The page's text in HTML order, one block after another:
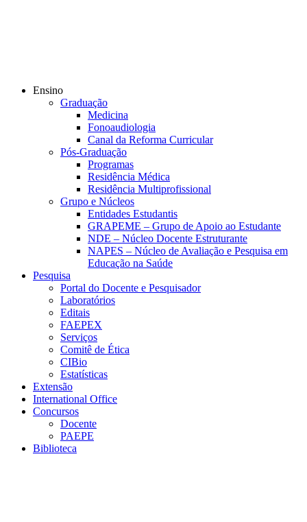
Ensino
Graduação
Medicina
Fonoaudiologia
Canal da Reforma Curricular
Pós-Graduação
Programas
Residência Médica
Residência Multiprofissional
Grupo e Núcleos
Entidades Estudantis
GRAPEME – Grupo de Apoio ao Estudante
NDE – Núcleo Docente Estruturante
NAPES – Núcleo de Avaliação e Pesquisa em
Educação na Saúde
Pesquisa
Portal do Docente e Pesquisador
Laboratórios
Editais
FAEPEX
Serviços
Comitê de Ética
CIBio
Estatísticas
Extensão
International Office
Concursos
Docente
PAEPE
Biblioteca